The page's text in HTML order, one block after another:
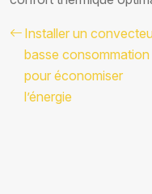
Installer un
basse consommation
pour économiser
l’énergie